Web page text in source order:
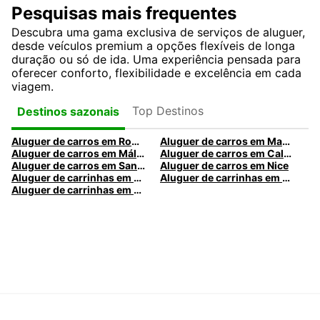
Pesquisas mais frequentes
Descubra uma gama exclusiva de serviços de aluguer,
desde veículos premium a opções flexíveis de longa
duração ou só de ida. Uma experiência pensada para
oferecer conforto, flexibilidade e excelência em cada
viagem.
Destinos sazonais
Top Destinos
Aluguer de carros em Roma
Aluguer de carros em Madrid
Aluguer de carros em Málaga
Aluguer de carros em Caldas da Rainha
Aluguer de carros em Santa Maria da Feira
Aluguer de carros em Nice
Aluguer de carrinhas em Nice
Aluguer de carrinhas em Santa Maria da Feira
Aluguer de carrinhas em Caldas da Rainha